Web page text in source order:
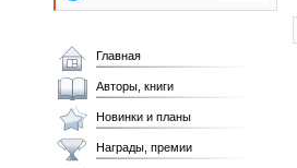
Главная
Авторы, книги
Новинки и планы
Награды, премии